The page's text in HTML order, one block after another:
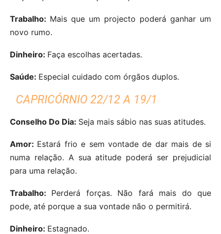
Trabalho: Mais que um projecto poderá ganhar um
novo rumo.
Dinheiro: Faça escolhas acertadas.
Saúde: Especial cuidado com órgãos duplos.
CAPRICÓRNIO 22/12 A 19/1
Conselho Do Dia: Seja mais sábio nas suas atitudes.
Amor: Estará frio e sem vontade de dar mais de si
numa relação. A sua atitude poderá ser prejudicial
para uma relação.
Trabalho: Perderá forças. Não fará mais do que
pode, até porque a sua vontade não o permitirá.
Dinheiro: Estagnado.